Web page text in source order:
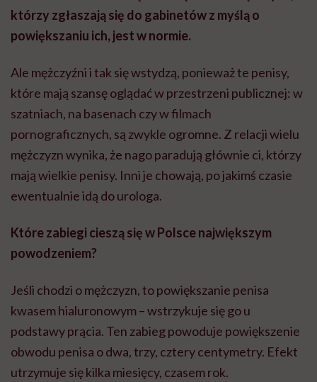
którzy zgłaszają się do gabinetów z myślą o
powiększaniu ich, jest w normie.
Ale mężczyźni i tak się wstydzą, ponieważ te penisy,
które mają szansę oglądać w przestrzeni publicznej: w
szatniach, na basenach czy w filmach
pornograficznych, są zwykle ogromne. Z relacji wielu
mężczyzn wynika, że nago paradują głównie ci, którzy
mają wielkie penisy. Inni je chowają, po jakimś czasie
ewentualnie idą do urologa.
Które zabiegi cieszą się w Polsce największym
powodzeniem?
Jeśli chodzi o mężczyzn, to powiększanie penisa
kwasem hialuronowym – wstrzykuje się go u
podstawy prącia. Ten zabieg powoduje powiększenie
obwodu penisa o dwa, trzy, cztery centymetry. Efekt
utrzymuje się kilka miesięcy, czasem rok.